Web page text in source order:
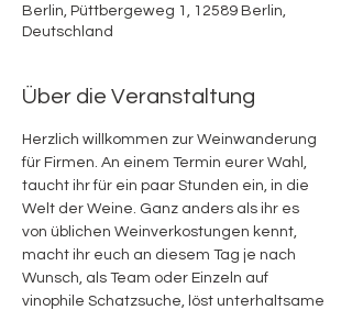
Berlin, Püttbergeweg 1, 12589 Berlin,
Deutschland
Über die Veranstaltung
Herzlich willkommen zur Weinwanderung
für Firmen. An einem Termin eurer Wahl,
taucht ihr für ein paar Stunden ein, in die
Welt der Weine. Ganz anders als ihr es
von üblichen Weinverkostungen kennt,
macht ihr euch an diesem Tag je nach
Wunsch, als Team oder Einzeln auf
vinophile Schatzsuche, löst unterhaltsame